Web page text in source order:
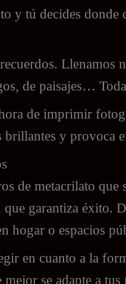
y tú decides donde
Llenamos
de paisajes…
de imprimir
brillantes y provoca
de metacrilato
garantiza éxito.
hogar o espacios
en cuanto a la
se adapte a tus